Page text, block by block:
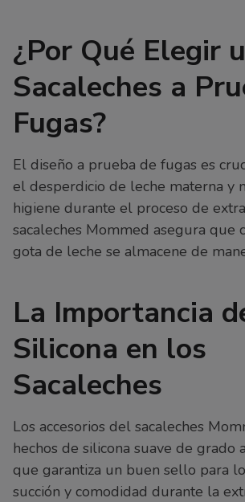
¿Por Qué Elegir
Sacaleches a
Fugas?
El diseño a prueba de fugas es
el desperdicio de leche materna y
higiene durante el proceso de
sacaleches Mommed asegura que
gota de leche se almacene de
La Importancia
Silicona en los
Sacaleches
Los accesorios del sacaleches
hechos de silicona suave de grado
que garantiza un buen sello para
succión y comodidad durante la